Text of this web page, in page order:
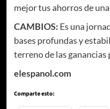
mejor tus ahorros de
CAMBIOS: Es una
bases profundas y
terreno de las
elespanol.com
Comparte esto: